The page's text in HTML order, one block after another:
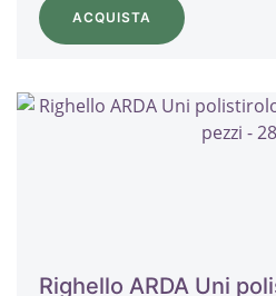
ACQUISTA
Righello ARDA Uni